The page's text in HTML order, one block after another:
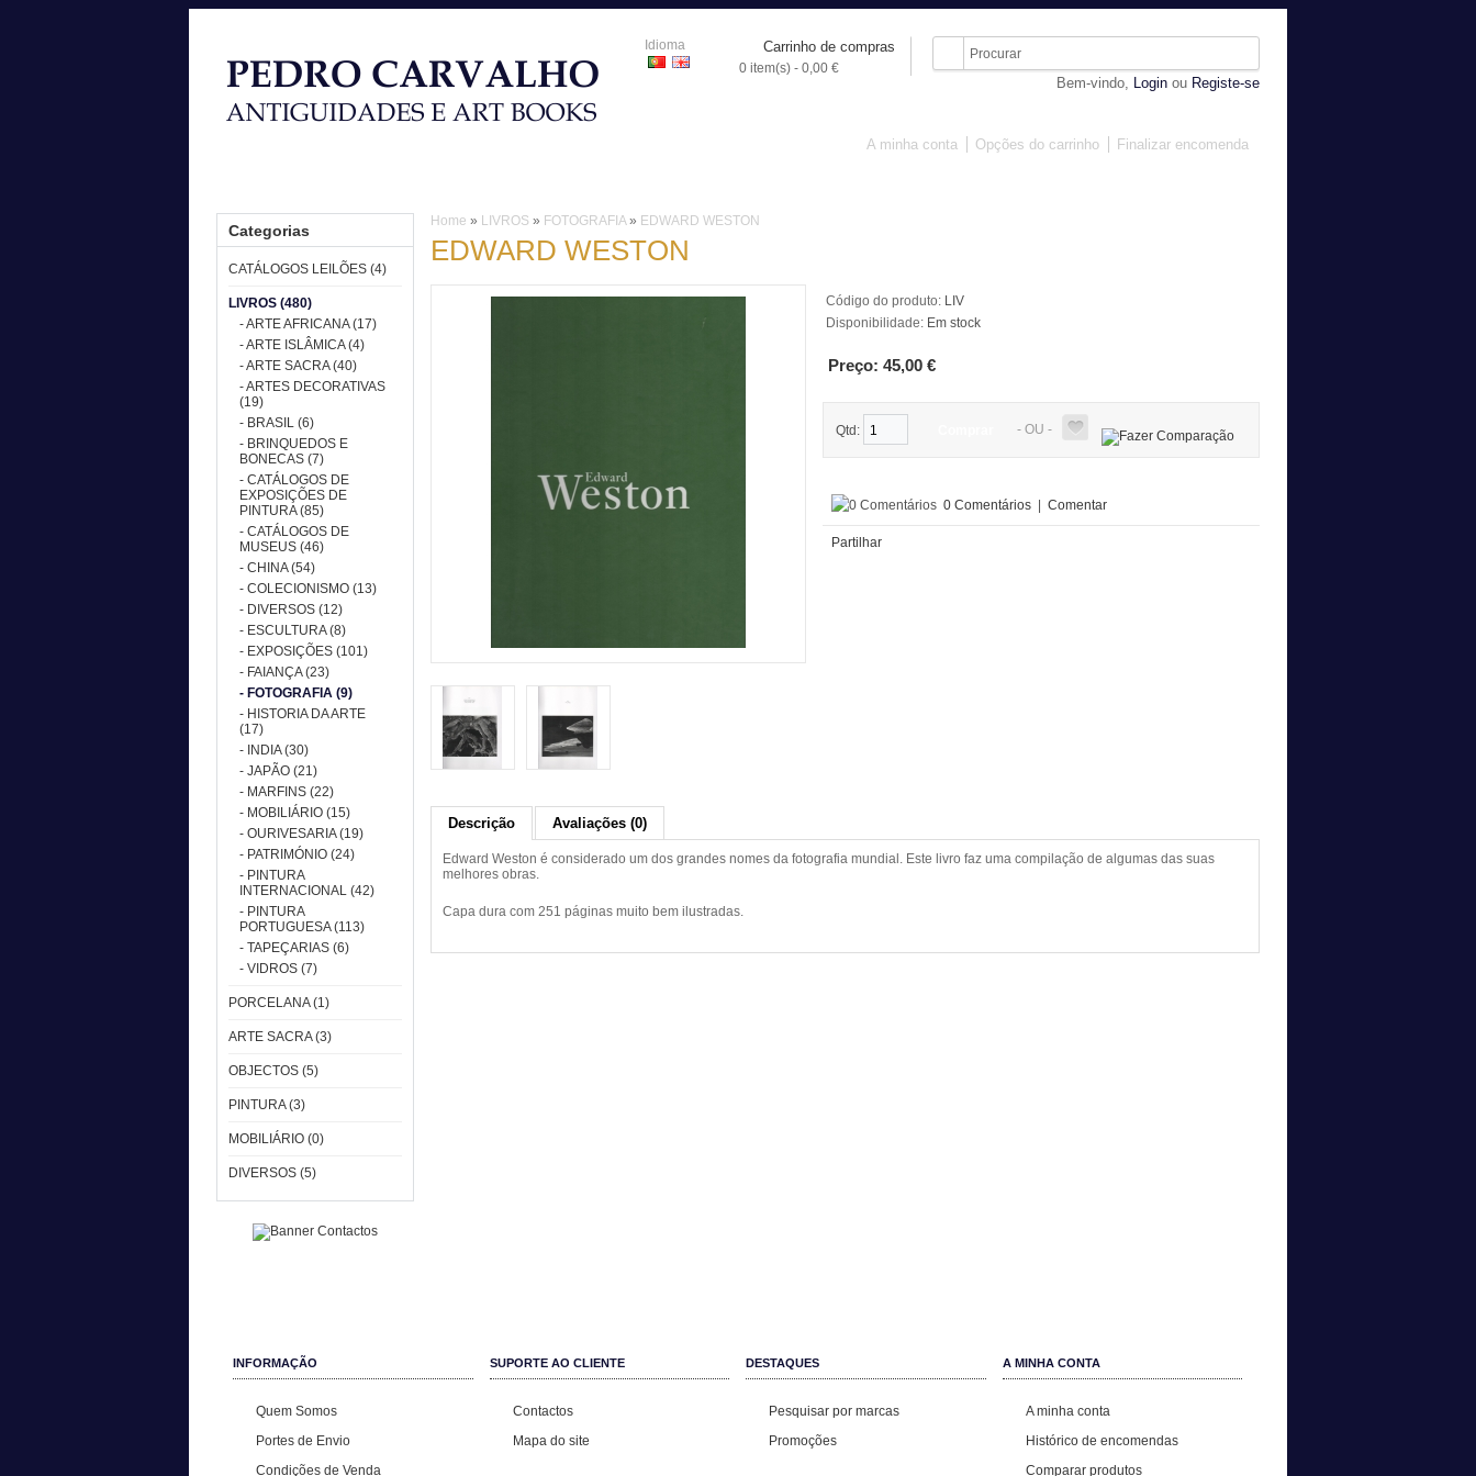
Idioma Carrinho de compras
0 item(s) - 0,00 €
Bem-vindo, Login ou Registe-se
A minha conta Opções do carrinho Finalizar encomenda
Categorias
CATÁLOGOS LEILÕES (4)
LIVROS (480)
- ARTE AFRICANA (17)
- ARTE ISLÂMICA (4)
- ARTE SACRA (40)
- ARTES DECORATIVAS
(19)
- BRASIL (6)
- BRINQUEDOS E
BONECAS (7)
- CATÁLOGOS DE
EXPOSIÇÕES DE
PINTURA (85)
- CATÁLOGOS DE
MUSEUS (46)
- CHINA (54)
- COLECIONISMO (13)
- DIVERSOS (12)
- ESCULTURA (8)
- EXPOSIÇÕES (101)
- FAIANÇA (23)
- FOTOGRAFIA (9)
- HISTORIA DA ARTE
(17)
- INDIA (30)
- JAPÃO (21)
- MARFINS (22)
- MOBILIÁRIO (15)
- OURIVESARIA (19)
- PATRIMÓNIO (24)
- PINTURA
INTERNACIONAL (42)
- PINTURA
PORTUGUESA (113)
- TAPEÇARIAS (6)
- VIDROS (7)
PORCELANA (1)
ARTE SACRA (3)
OBJECTOS (5)
PINTURA (3)
MOBILIÁRIO (0)
DIVERSOS (5)
Home » LIVROS » FOTOGRAFIA» EDWARD WESTON
EDWARD WESTON
Código do produto: LIV
Disponibilidade: Em stock
Preço: 45,00 €
Qtd: - OU -
0 Comentários Comentar
Partilhar
Descrição Avaliações (0)
Edward Weston é considerado um dos grandes nomes da fotografia mundial. Este livro faz uma compilação de algumas das suas
melhores obras.
Capa dura com 251 páginas muito bem ilustradas.
INFORMAÇÃO
Quem Somos
Portes de Envio
Condições de Venda
SUPORTE AO CLIENTE
Contactos
Mapa do site
DESTAQUES
Pesquisar por marcas
Promoções
A MINHA CONTA
A minha conta
Histórico de encomendas
Comparar produtos